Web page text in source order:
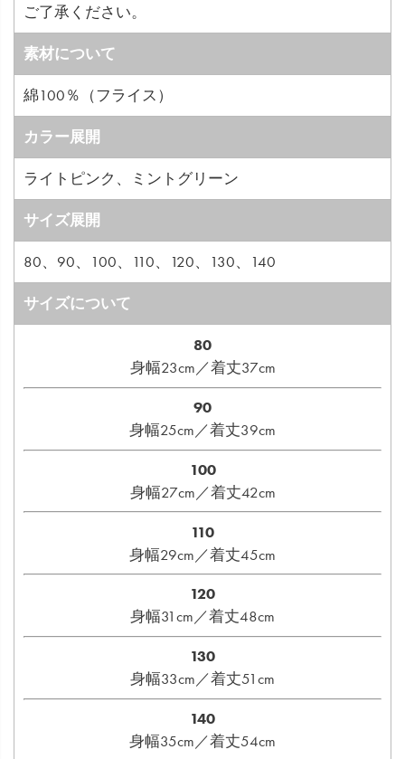
ご了承ください。
素材について
綿100％（フライス）
カラー展開
ライトピンク、ミントグリーン
サイズ展開
80、90、100、110、120、130、140
サイズについて
80
身幅23cm／着丈37cm
90
身幅25cm／着丈39cm
100
身幅27cm／着丈42cm
110
身幅29cm／着丈45cm
120
身幅31cm／着丈48cm
130
身幅33cm／着丈51cm
140
身幅35cm／着丈54cm